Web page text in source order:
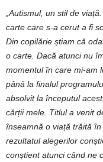
„Autismul, un stil de
carte care s-a cerut a fi
Din copilărie știam că
o carte. Dacă atunci nu
momentul în care mi-am
până la finalul
absolvit la începutul
cărții mele. Titlul a venit
înseamnă o viață trăită
rezultatul alegerilor
conștient atunci când ne